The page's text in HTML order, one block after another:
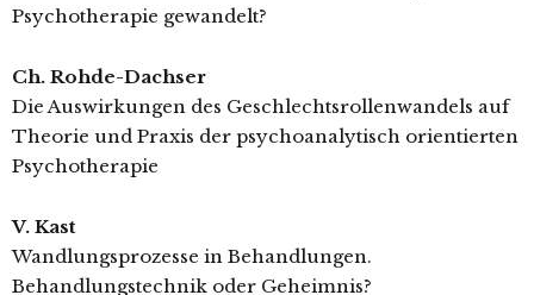
Psychotherapie gewandelt?
Ch. Rohde-Dachser
Die Auswirkungen des Geschlechtsrollenwandels auf
Theorie und Praxis der psychoanalytisch orientierten
Psychotherapie
V. Kast
Wandlungsprozesse in Behandlungen.
Behandlungstechnik oder Geheimnis?